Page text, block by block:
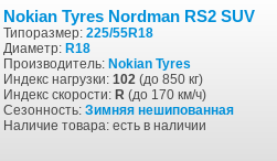
Nokian Tyres Nordman RS2 SUV
Типоразмер: 225/55R18
Диаметр: R18
Производитель: Nokian Tyres
Индекс нагрузки: 102 (до 850 кг)
Индекс скорости: R (до 170 км/ч)
Сезонность: Зимняя нешипованная
Наличие товара: есть в наличии